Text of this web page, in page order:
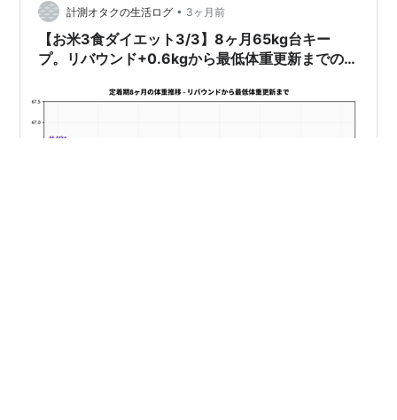
と、自分の体に対する解像度が、明らかに違います。 今
日はその2年で気づいた5つのことを、購入を迷っている
方に向けて書き…
計測オタクの生活ログ • 3ヶ月前
【お米3食ダイエット3/3】8ヶ月65kg台キー
プ。リバウンド+0.6kgから最低体重更新までの全